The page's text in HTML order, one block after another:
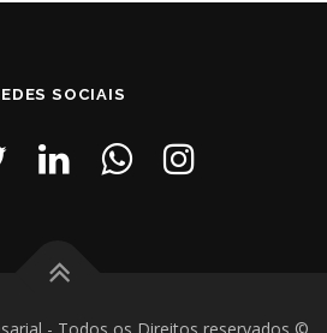
SOCIAIS